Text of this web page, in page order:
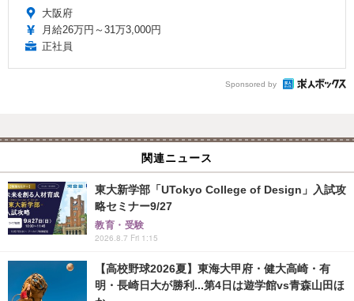
大阪府
月給26万円～31万3,000円
正社員
Sponsored by
関連ニュース
東大新学部「UTokyo College of Design」入試攻
略セミナー9/27
教育・受験
2026.8.7 Fri 1:15
【高校野球2026夏】東海大甲府・健大高崎・有
明・長崎日大が勝利...第4日は遊学館vs青森山田ほ